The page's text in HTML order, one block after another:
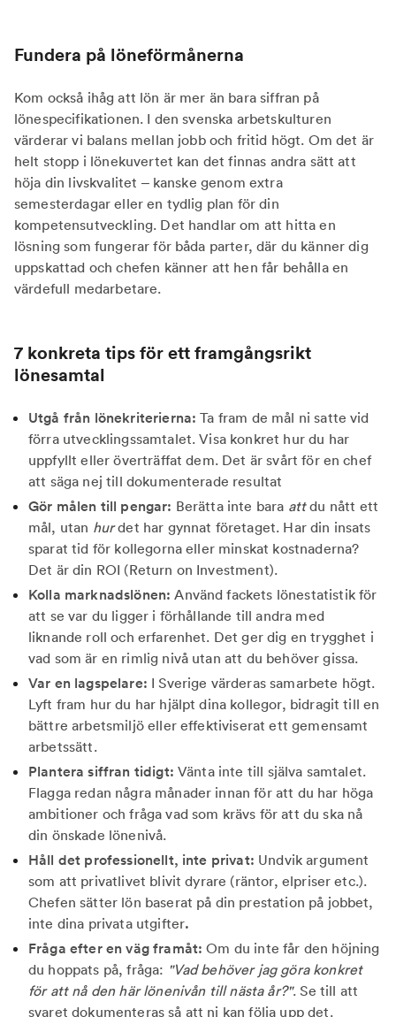
Fundera på löneförmånerna
Kom också ihåg att lön är mer än bara siffran på
lönespecifikationen. I den svenska arbetskulturen
värderar vi balans mellan jobb och fritid högt. Om det är
helt stopp i lönekuvertet kan det finnas andra sätt att
höja din livskvalitet – kanske genom extra
semesterdagar eller en tydlig plan för din
kompetensutveckling. Det handlar om att hitta en
lösning som fungerar för båda parter, där du känner dig
uppskattad och chefen känner att hen får behålla en
värdefull medarbetare.
7 konkreta tips för ett framgångsrikt
lönesamtal
Utgå från lönekriterierna: Ta fram de mål ni satte vid
förra utvecklingssamtalet. Visa konkret hur du har
uppfyllt eller överträffat dem. Det är svårt för en chef
att säga nej till dokumenterade resultat
Gör målen till pengar: Berätta inte bara attdu nått ett
mål, utan hurdet har gynnat företaget. Har din insats
sparat tid för kollegorna eller minskat kostnaderna?
Det är din ROI (Return on Investment).
Kolla marknadslönen: Använd fackets lönestatistik för
att se var du ligger i förhållande till andra med
liknande roll och erfarenhet. Det ger dig en trygghet i
vad som är en rimlig nivå utan att du behöver gissa.
Var en lagspelare: I Sverige värderas samarbete högt.
Lyft fram hur du har hjälpt dina kollegor, bidragit till en
bättre arbetsmiljö eller effektiviserat ett gemensamt
arbetssätt.
Plantera siffran tidigt: Vänta inte till själva samtalet.
Flagga redan några månader innan för att du har höga
ambitioner och fråga vad som krävs för att du ska nå
din önskade lönenivå.
Håll det professionellt, inte privat: Undvik argument
som att privatlivet blivit dyrare (räntor, elpriser etc.).
Chefen sätter lön baserat på din prestation på jobbet,
inte dina privata utgifter.
Fråga efter en väg framåt: Om du inte får den höjning
du hoppats på, fråga: "Vad behöver jag göra konkret
för att nå den här lönenivån till nästa år?". Se till att
svaret dokumenteras så att ni kan följa upp det.